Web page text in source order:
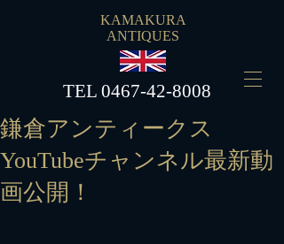
KAMAKURA
ANTIQUES
​TEL 0467-42-8008
鎌倉アンティークス
YouTubeチャンネル最新動
画公開！